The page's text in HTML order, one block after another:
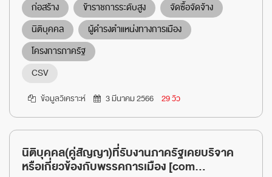
ก่อสร้าง ข้าราชการระดับสูง
จัดซื้อจัดจ้าง
นิติบุคคล
ผู้ดำรงตำแหน่งทางการเมือง
โครงการภาครัฐ
CSV
ข้อมูลวิเคราะห์ 3 มีนาคม 2566 29 วิว
นิติบุคคล(คู่สัญญา)ที่รับงานภาครัฐเคยบริจาค
หรือเกี่ยวข้องกับพรรคการเมือง [com...